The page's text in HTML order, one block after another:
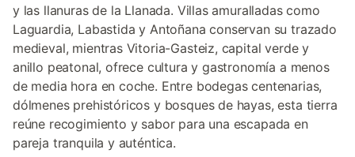
y las llanuras de la Llanada. Villas amuralladas como
Laguardia, Labastida y Antoñana conservan su trazado
medieval, mientras Vitoria-Gasteiz, capital verde y
anillo peatonal, ofrece cultura y gastronomía a menos
de media hora en coche. Entre bodegas centenarias,
dólmenes prehistóricos y bosques de hayas, esta tierra
reúne recogimiento y sabor para una escapada en
pareja tranquila y auténtica.